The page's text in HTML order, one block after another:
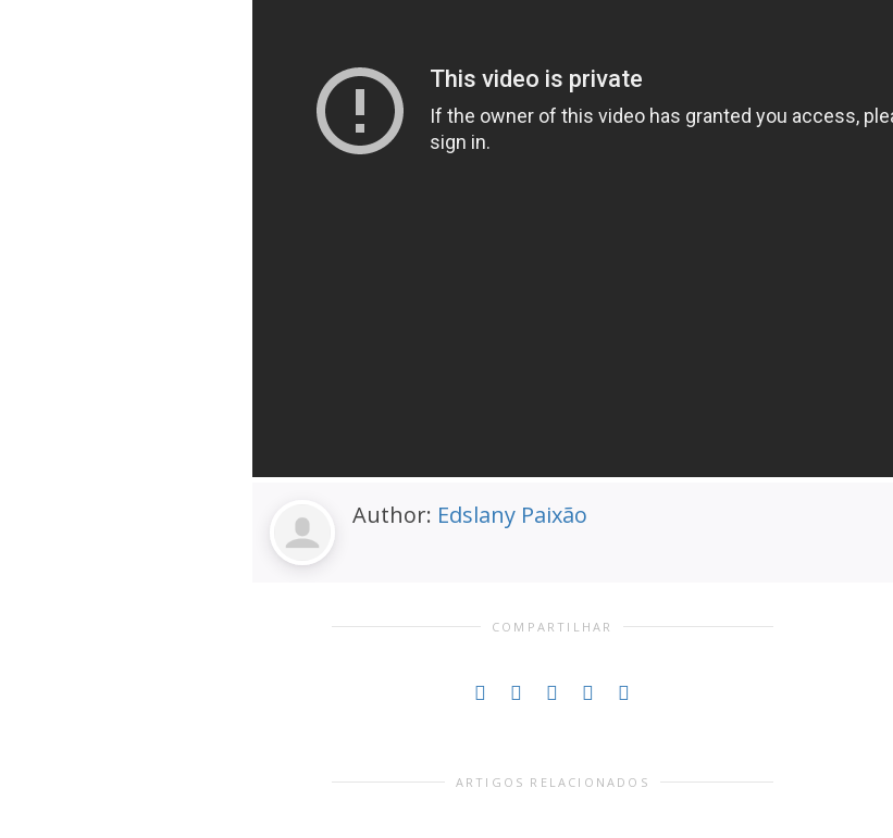
Author: Edslany Paixão
COMPARTILHAR
ARTIGOS RELACIONADOS